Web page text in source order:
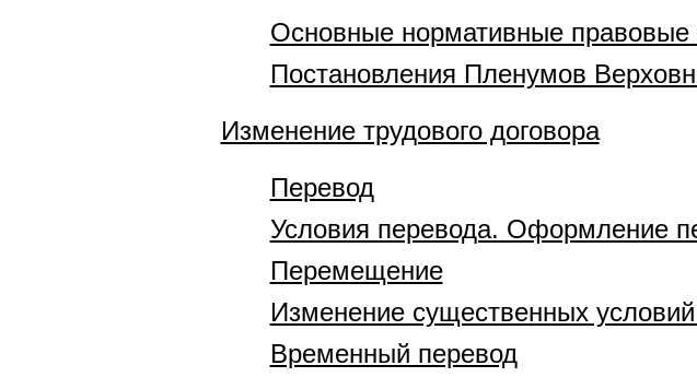
Основные нормативные
Постановления Пленумов
Изменение трудового договора
Перевод
Условия перевода. Оформление
Перемещение
Изменение существенных
Временный перевод